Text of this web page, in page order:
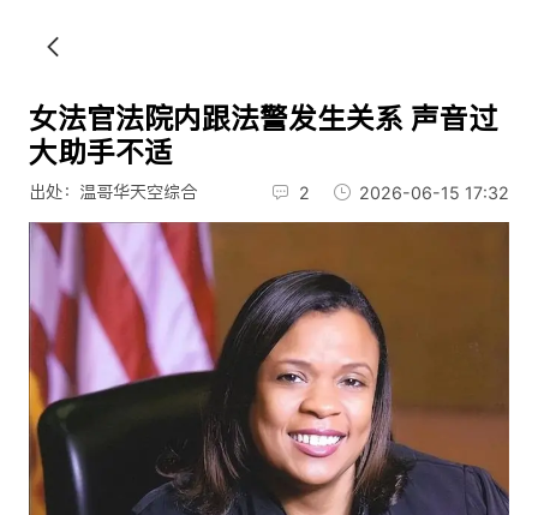
女法官法院内跟法警发生关系 声音过
大助手不适
出处：温哥华天空综合 2 2026-06-15 17:32